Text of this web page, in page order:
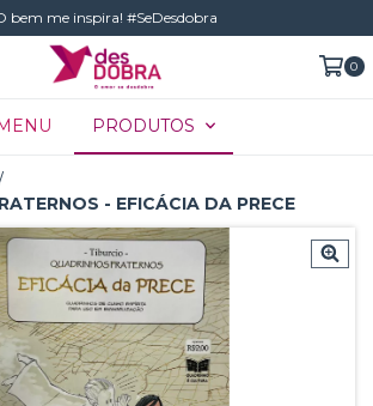
bem me inspira! #SeDesdobra
0
PRODUTOS
- EFICÁCIA DA PRECE